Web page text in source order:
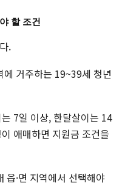
할 조건
.
거주하는 19~39세 청년
7일 이상, 한달살이는 14
애매하면 지원금 조건을
읍·면 지역에서 선택해야